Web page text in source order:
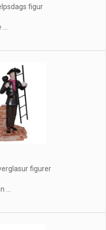
figur
figurer
...